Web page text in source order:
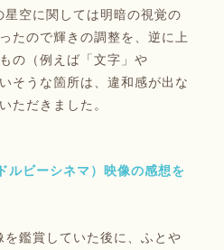
星空に関しては明暗の視覚の
たので輝きの調整を、逆に上
の（例えば「文字」や
そうな箇所は、違和感が出な
ただきました。
ビーシネマ）映像の感想を
を鑑賞していた後に、ふとや